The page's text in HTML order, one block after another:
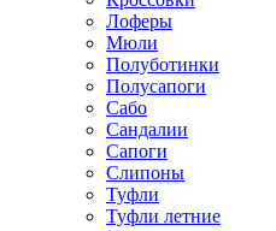
Лоферы
Мюли
Полуботинки
Полусапоги
Сабо
Сандалии
Сапоги
Слипоны
Туфли
Туфли летние